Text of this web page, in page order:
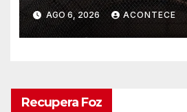
gratuitas
AGO 6, 2026 ACONTECE
Recupera Foz